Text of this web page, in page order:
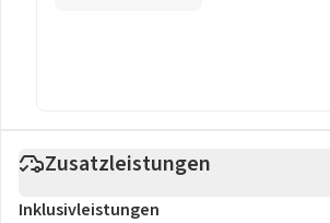
Zusatzleistungen
Inklusivleistungen